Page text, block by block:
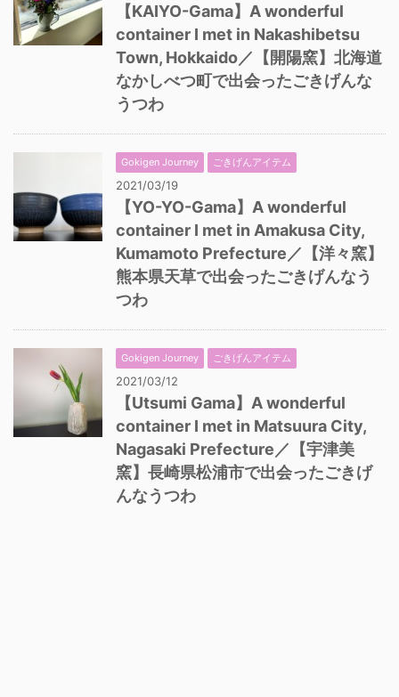
【KAIYO-Gama】A wonderful
container I met in Nakashibetsu
Town, Hokkaido／【開陽窯】北海道
なかしべつ町で出会ったごきげんな
うつわ
Gokigen Journey ごきげんアイテム
2021/03/19
【YO-YO-Gama】A wonderful
container I met in Amakusa City,
Kumamoto Prefecture／【洋々窯】
熊本県天草で出会ったごきげんなう
つわ
Gokigen Journey ごきげんアイテム
2021/03/12
【Utsumi Gama】A wonderful
container I met in Matsuura City,
Nagasaki Prefecture／【宇津美
窯】長崎県松浦市で出会ったごきげ
んなうつわ